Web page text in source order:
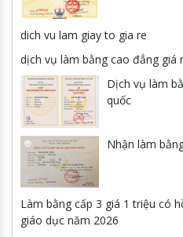
dich vu lam giay to gia re
dịch vụ làm bằng cao đẳng giá
Dịch vụ làm
quốc
Nhận làm
Làm bằng cấp 3 giá 1 triệu có
giáo dục năm 2026